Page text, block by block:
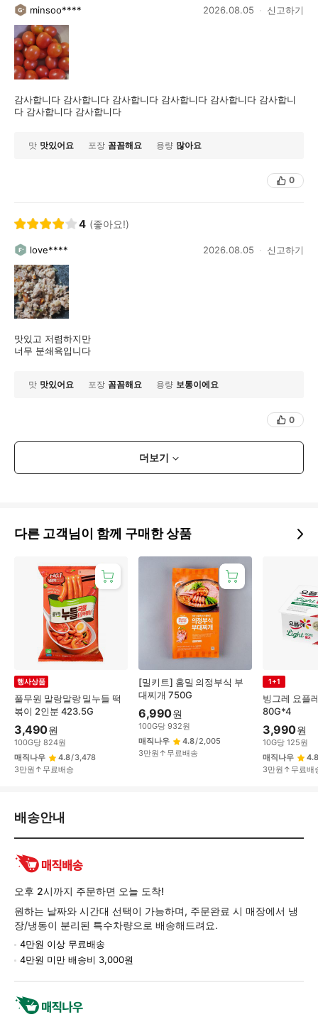
minsoo**** 2026.08.05 신고하기
감사합니다 감사합니다 감사합니다 감사합니다 감사합니다 감사합니
다 감사합니다 감사합니다
맛 맛있어요 포장 꼼꼼해요 용량 많아요
0
4 (좋아요!)
love**** 2026.08.05 신고하기
맛있고 저렴하지만
너무 분쇄육입니다
맛 맛있어요 포장 꼼꼼해요 용량 보통이에요
0
더보기
다른 고객님이 함께 구매한 상품
풀무원 말랑말랑 밀누들 떡
볶이 2인분 423.5G
행사상품
3,490원
100G당 824원
매직나우
4.8/3,478
3만원↑무료배송
[밀키트] 홈밀 의정부식 부
대찌개 750G
6,990원
100G당 932원
매직나우
4.8/2,005
3만원↑무료배송
빙그레 요플
80G*4
1+1
3,990원
10G당 125원
매직나우
4.8
3만원↑무료배
배
교
환/
반
품
정
보
배송안내
오후 2시까지 주문하면 오늘 도착!
원하는 날짜와 시간대 선택이 가능하며, 주문완료 시 매장에서 냉
장/냉동이 분리된 특수차량으로 배송해드려요.
4만원 이상 무료배송
4만원 미만 배송비 3,000원